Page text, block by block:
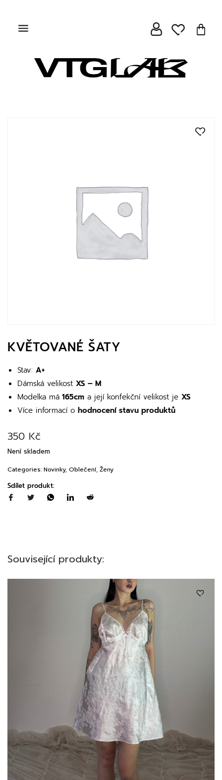
KVĚTOVANÉ ŠATY
Stav: A+
Dámská velikost XS – M
Modelka má 165cm a její konfekční velikost je XS
Více informací o hodnocení stavu produktů
350 Kč
Není skladem
Categories: Novinky, Oblečení, Ženy
Sdílet produkt:
Související produkty: